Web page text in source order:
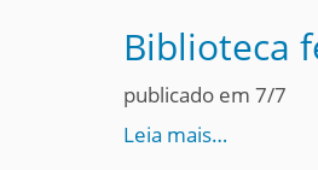
Biblioteca
publicado em 7/7
Leia mais…